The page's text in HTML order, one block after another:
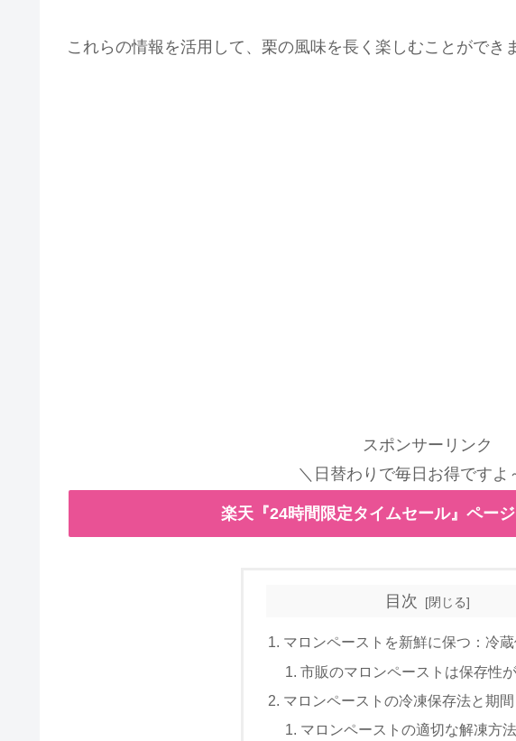
これらの情報を活用して、栗の風味を長く楽しむことができ
スポンサーリンク
＼日替わりで毎日お得ですよ
楽天『24時間限定タイムセール』ペー
目次
マロンペーストを新鮮に保つ：冷
市販のマロンペーストは保存性
マロンペーストの冷凍保存法と期間
マロンペーストの適切な解凍方法